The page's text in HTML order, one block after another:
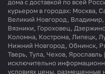
дома с доставкой по всей
курьером в городах: Москва,
Великий Новгород,
Вязники, Гороховец,
Коломна, Кострома, Липецк,
Нижний Новгород, Обнинск,
Тверь, Тула, Чехов,
исключительно
условиях цены, размещенные